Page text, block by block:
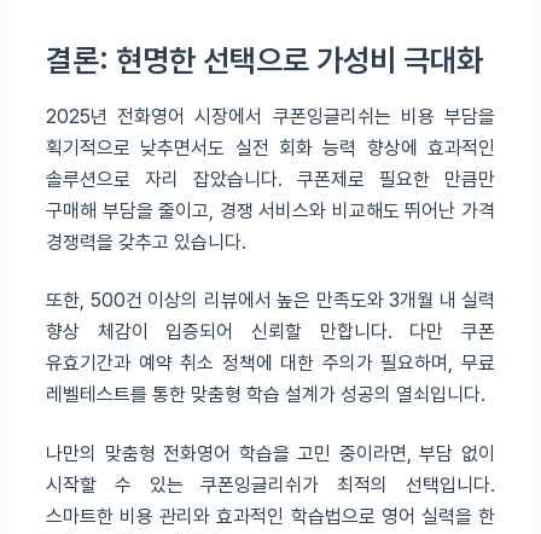
결론: 현명한 선택으로 가성비 극대화
2025년 전화영어 시장에서 쿠폰잉글리쉬는 비용 부담을
획기적으로 낮추면서도 실전 회화 능력 향상에 효과적인
솔루션으로 자리 잡았습니다. 쿠폰제로 필요한 만큼만
구매해 부담을 줄이고, 경쟁 서비스와 비교해도 뛰어난 가격
경쟁력을 갖추고 있습니다.
또한, 500건 이상의 리뷰에서 높은 만족도와 3개월 내 실력
향상 체감이 입증되어 신뢰할 만합니다. 다만 쿠폰
유효기간과 예약 취소 정책에 대한 주의가 필요하며, 무료
레벨테스트를 통한 맞춤형 학습 설계가 성공의 열쇠입니다.
나만의 맞춤형 전화영어 학습을 고민 중이라면, 부담 없이
시작할 수 있는 쿠폰잉글리쉬가 최적의 선택입니다.
스마트한 비용 관리와 효과적인 학습법으로 영어 실력을 한